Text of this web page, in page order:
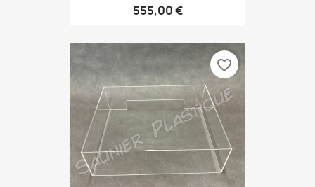
555,00 €
favorite_border